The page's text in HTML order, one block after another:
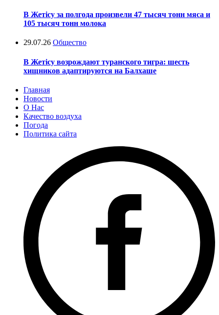
В Жетісу за полгода произвели 47 тысяч тонн мяса и
105 тысяч тонн молока
29.07.26 Общество
В Жетісу возрождают туранского тигра: шесть
хищников адаптируются на Балхаше
Главная
Новости
О Нас
Качество воздуха
Погода
Политика сайта